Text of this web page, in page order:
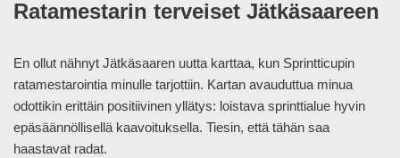
Ratamestarin terveiset Jätkäsaareen
En ollut nähnyt Jätkäsaaren uutta karttaa, kun Sprintticupin
ratamestarointia minulle tarjottiin. Kartan avauduttua minua
odottikin erittäin positiivinen yllätys: loistava sprinttialue hyvin
epäsäännöllisellä kaavoituksella. Tiesin, että tähän saa
haastavat radat.